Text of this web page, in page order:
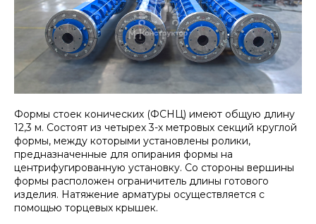
Формы стоек конических (ФСНЦ) имеют общую длину
12,3 м. Состоят из четырех 3-х метровых секций круглой
формы, между которыми установлены ролики,
предназначенные для опирания формы на
центрифугированную установку. Со стороны вершины
формы расположен ограничитель длины готового
изделия. Натяжение арматуры осуществляется с
помощью торцевых крышек.